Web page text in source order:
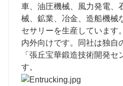
車、油圧機械、風力発電、
械、鉱業、冶金、造船機械
セサリーを生産しています
内外向けです。同社は独自
「張丘宝華鍛造技術開発セ
す。